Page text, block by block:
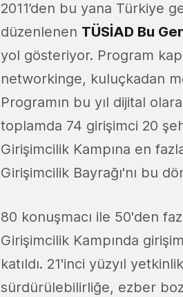
2011’den bu yana Türkiye
düzenlenen TÜSİAD Bu
yol gösteriyor. Program
networkinge, kuluçkadan
Programın bu yıl dijital
toplamda 74 girişimci 20
Girişimcilik Kampına en
Girişimcilik Bayrağı'nı bu
80 konuşmacı ile 50'den
Girişimcilik Kampında
katıldı. 21'inci yüzyıl
sürdürülebilirliğe, ezber